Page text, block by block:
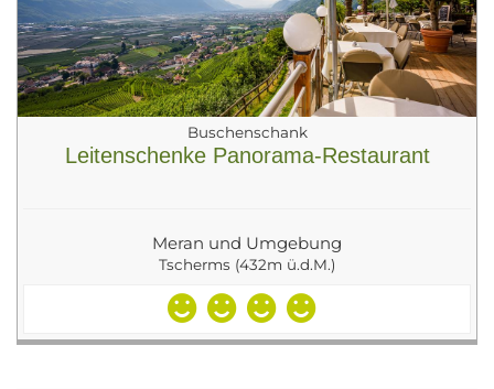
Buschenschank
Leitenschenke Panorama-Restaurant
Meran und Umgebung
Tscherms (432m ü.d.M.)